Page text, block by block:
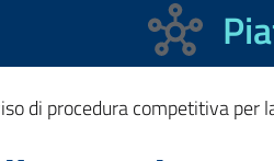
di procedura competitiva per